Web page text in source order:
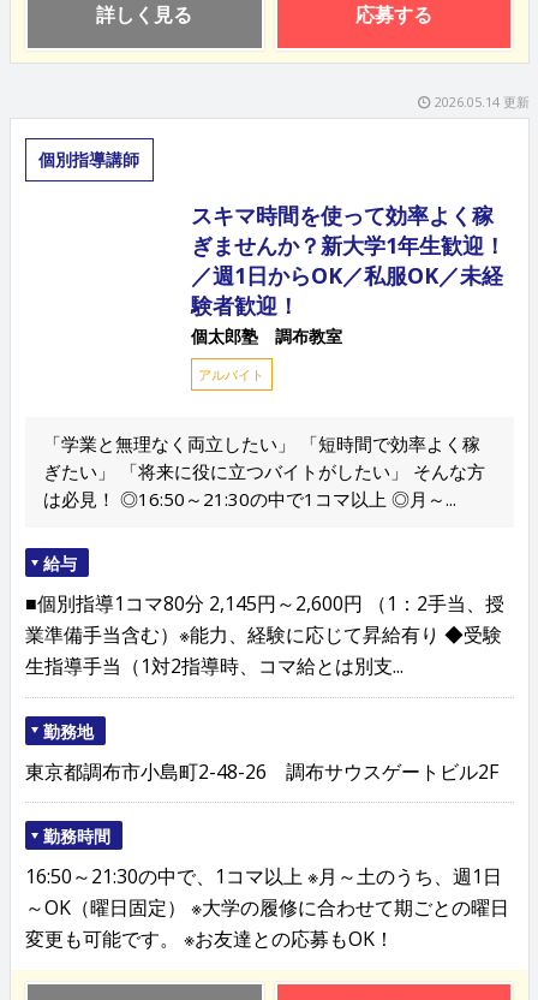
詳しく見る 応募する
2026.05.14 更新
個別指導講師
スキマ時間を使って効率よく稼
ぎませんか？新大学1年生歓迎！
／週1日からOK／私服OK／未経
験者歓迎！
個太郎塾 調布教室
アルバイト
「学業と無理なく両立したい」 「短時間で効率よく稼
ぎたい」 「将来に役に立つバイトがしたい」 そんな方
は必見！ ◎16:50～21:30の中で1コマ以上 ◎月～...
給与
■個別指導1コマ80分 2,145円～2,600円 （1：2手当、授
業準備手当含む）※能力、経験に応じて昇給有り ◆受験
生指導手当（1対2指導時、コマ給とは別支...
勤務地
東京都調布市小島町2-48-26 調布サウスゲートビル2F
勤務時間
16:50～21:30の中で、1コマ以上 ※月～土のうち、週1日
～OK（曜日固定） ※大学の履修に合わせて期ごとの曜日
変更も可能です。 ※お友達との応募もOK！